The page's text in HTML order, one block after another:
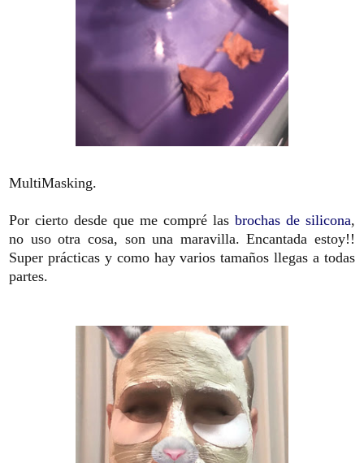
MultiMasking.
Por cierto desde que me compré las brochas de silicona,
no uso otra cosa, son una maravilla. Encantada estoy!!
Super prácticas y como hay varios tamaños llegas a todas
partes.